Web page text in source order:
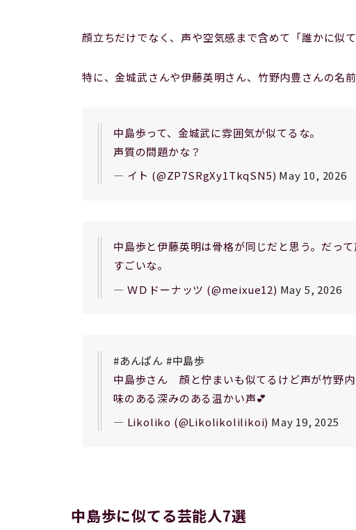
顔立ちだけでなく、声や空気感まで含めて「誰かに似
特に、金城武さんや伊藤英明さん、竹野内豊さんの名
中島歩って、金城武に雰囲気が似てるな。
声質の問題かな？
— イト (@ZP7SRgXy1TkqSN5) May 10, 2026
中島歩と伊藤英明は骨格が同じだと思う。だっ
すごいな。
— ＷＤドーナッツ (@meixue12) May 5, 2026
#あんぱん #中島歩
中島歩さん 顔と佇まいも似てるけど声が竹野
味のある深みのある温かい声💕
— Likoliko (@Likolikolilikoi) May 19, 2025
中島歩に似てる芸能人7選